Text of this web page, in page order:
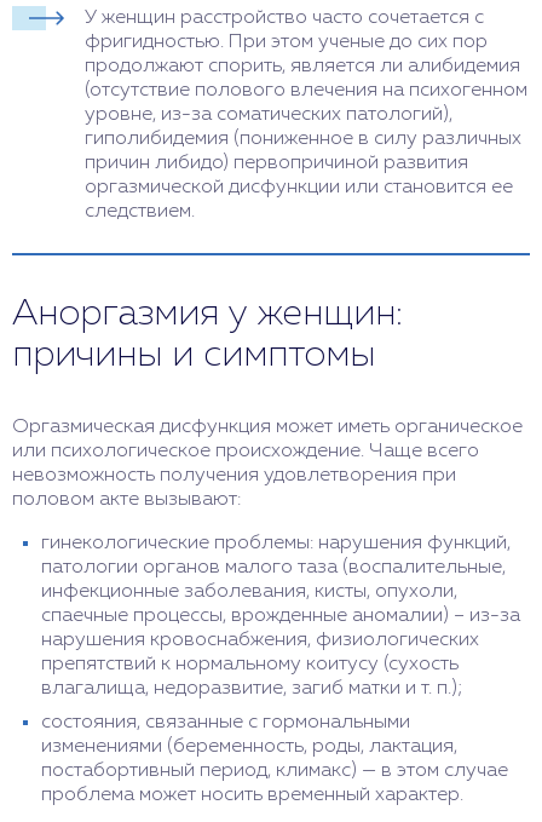
У женщин расстройство часто сочетается с
фригидностью. При этом ученые до сих пор
продолжают спорить, является ли алибидемия
(отсутствие полового влечения на психогенном
уровне, из-за соматических патологий),
гиполибидемия (пониженное в силу различных
причин либидо) первопричиной развития
оргазмической дисфункции или становится ее
следствием.
Аноргазмия у женщин:
причины и симптомы
Оргазмическая дисфункция может иметь органическое
или психологическое происхождение. Чаще всего
невозможность получения удовлетворения при
половом акте вызывают:
гинекологические проблемы: нарушения функций,
патологии органов малого таза (воспалительные,
инфекционные заболевания, кисты, опухоли,
спаечные процессы, врожденные аномалии) – из-за
нарушения кровоснабжения, физиологических
препятствий к нормальному коитусу (сухость
влагалища, недоразвитие, загиб матки и т. п.);
состояния, связанные с гормональными
изменениями (беременность, роды, лактация,
постабортивный период, климакс) — в этом случае
проблема может носить временный характер.